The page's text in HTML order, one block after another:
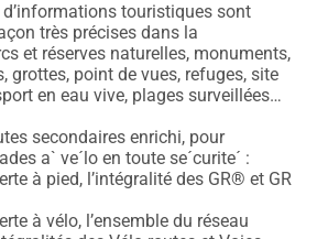
touristiques sont
très précises dans la
et réserves naturelles, monuments,
grottes, point de vues, refuges, site
en eau vive, plages surveillées…
a` ve´lo en toute se´curite´ :
à pied, l’intégralité des GR® et GR
à vélo, l’ensemble du réseau